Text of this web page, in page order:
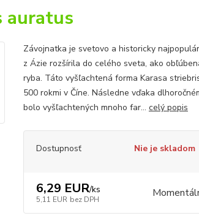
auratus
Závojnatka je svetovo a historicky
z Ázie rozšírila do celého sveta, ako
ryba. Táto vyšľachtená forma Karasa
500 rokmi v Číne. Následne vďaka
bolo vyšľachtených mnoho far... celý popis
Dostupnosť Nie je skladom
6,29 EUR/ks
5,11 EUR bez DPH